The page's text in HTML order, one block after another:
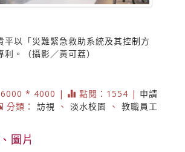
平以「災難緊急救助系統及其控制方
。（攝影／黃可荔）
* 4000 | 點閱：1554 | 申請
分類： 訪視 、 淡水校園 、 教職員工
圖片